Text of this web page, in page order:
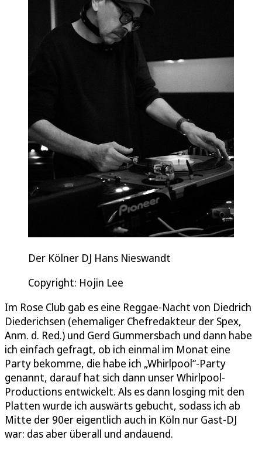
Der Kölner DJ Hans Nieswandt
Copyright: Hojin Lee
Im Rose Club gab es eine Reggae-Nacht von Diedrich
Diederichsen (ehemaliger Chefredakteur der Spex,
Anm. d. Red.) und Gerd Gummersbach und dann habe
ich einfach gefragt, ob ich einmal im Monat eine
Party bekomme, die habe ich „Whirlpool“-Party
genannt, darauf hat sich dann unser Whirlpool-
Productions entwickelt. Als es dann losging mit den
Platten wurde ich auswärts gebucht, sodass ich ab
Mitte der 90er eigentlich auch in Köln nur Gast-DJ
war: das aber überall und andauend.